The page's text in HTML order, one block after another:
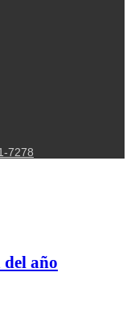
7278
del año